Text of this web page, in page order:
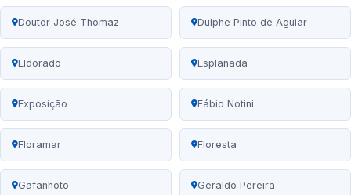
Doutor José Thomaz Dulphe Pinto de Aguiar
Eldorado Esplanada
Exposição Fábio Notini
Floramar Floresta
Gafanhoto Geraldo Pereira